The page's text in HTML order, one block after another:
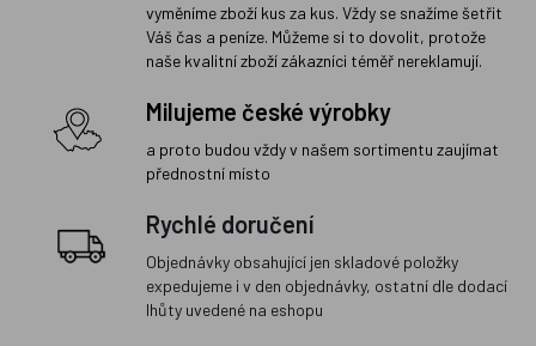
vyměníme zboží kus za kus. Vždy se snažíme šetřit
Váš čas a peníze. Můžeme si to dovolit, protože
naše kvalitní zboží zákazníci téměř nereklamují.
Milujeme české výrobky
a proto budou vždy v našem sortimentu zaujímat
přednostní místo
Rychlé doručení
Objednávky obsahující jen skladové položky
expedujeme i v den objednávky, ostatní dle dodací
lhůty uvedené na eshopu